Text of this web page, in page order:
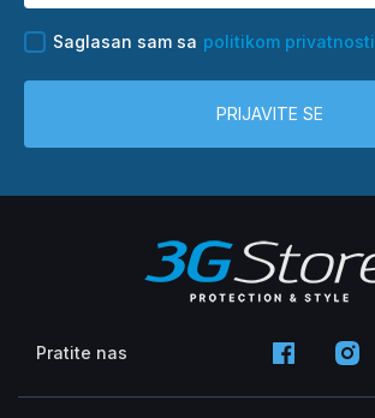
Saglasan sam sa politikom privatnosti
PRIJAVITE SE
Pratite nas